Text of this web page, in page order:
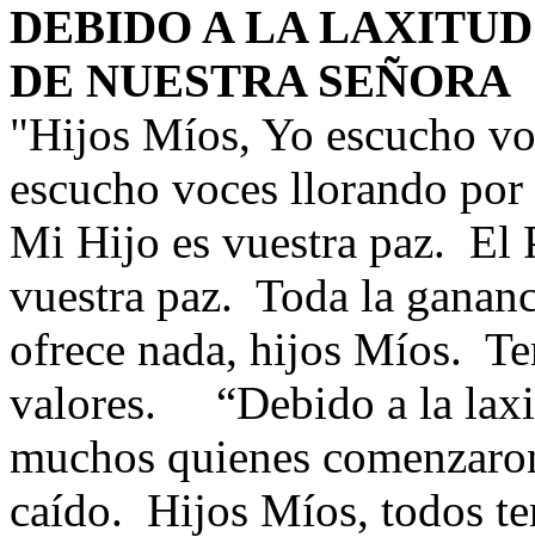
DEBIDO A LA
DE NUESTRA SEÑORA
"Hijos Míos, Yo escucho
escucho voces llorando
Mi Hijo es vuestra paz. El
vuestra paz. Toda la
ofrece nada, hijos Míos.
valores. “Debido a la
muchos quienes
caído. Hijos Míos, todos